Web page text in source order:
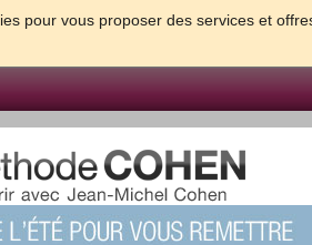
pour vous proposer des services et
& TESTS GROSSESSE & BEBE